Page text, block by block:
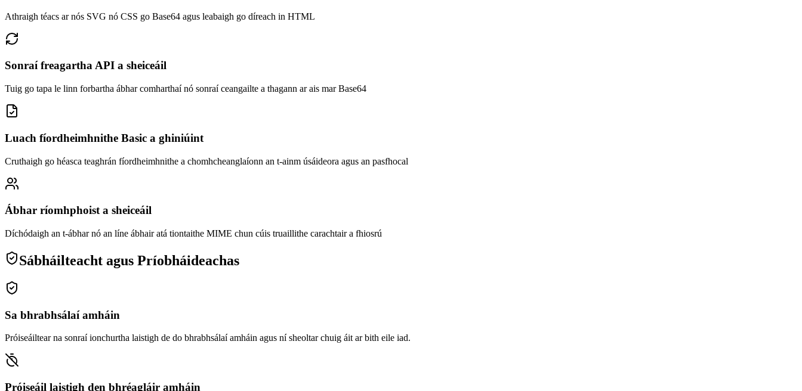
Athraigh téacs ar nós SVG nó CSS go Base64 agus leabaigh go díreach in HTML
Sonraí freagartha API a sheiceáil
Tuig go tapa le linn forbartha ábhar comharthaí nó sonraí ceangailte a thagann ar ais mar Base64
Luach fíordheimhnithe Basic a ghiniúint
Cruthaigh go héasca teaghrán fíordheimhnithe a chomhcheanglaíonn an t-ainm úsáideora agus an pasfhocal
Ábhar ríomhphoist a sheiceáil
Díchódaigh an t-ábhar nó an líne ábhair atá tiontaithe MIME chun cúis truaillithe carachtair a fhiosrú
Sábháilteacht agus Príobháideachas
Sa bhrabhsálaí amháin
Próiseáiltear na sonraí ionchurtha laistigh de do bhrabhsálaí amháin agus ní sheoltar chuig áit ar bith eile iad.
Próiseáil laistigh den bhréagláir amháin